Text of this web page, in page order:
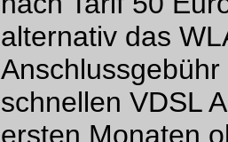
alternativ das
schnellen VDSL
ersten Monaten